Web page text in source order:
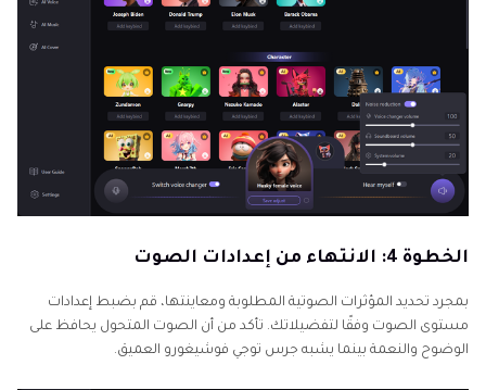
الخطوة 4: الانتهاء من إعدادات الصوت
بمجرد تحديد المؤثرات الصوتية المطلوبة ومعاينتها، قم بضبط إعدادات
مستوى الصوت وفقًا لتفضيلاتك. تأكد من أن الصوت المتحول يحافظ على
الوضوح والنعمة بينما يشبه جرس توجي فوشيغورو العميق.